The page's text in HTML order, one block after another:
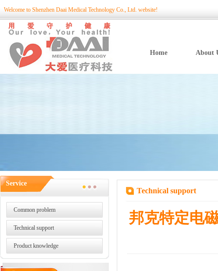
Welcome to Shenzhen Daai Medical Technology Co., Ltd. website!
Home About
Service
Common problem
Technical support
Product knowledge
Technical support
邦克特定电